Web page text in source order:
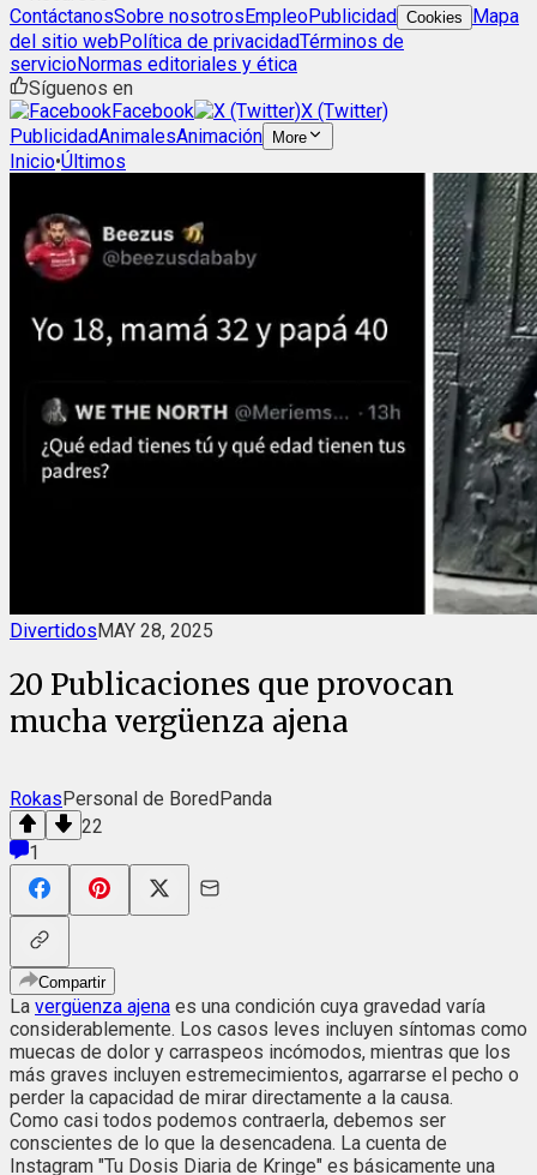
ContáctanosSobre nosotrosEmpleoPublicidad Cookies
Mapa
del sitio webPolítica de privacidadTérminos de
servicioNormas editoriales y ética
Síguenos en
Facebook
X (Twitter)
PublicidadAnimalesAnimación More
Inicio•Últimos
DivertidosMAY 28, 2025
20 Publicaciones que provocan
mucha vergüenza ajena
RokasPersonal de BoredPanda
22
1
Compartir
La vergüenza ajena es una condición cuya gravedad varía
considerablemente. Los casos leves incluyen síntomas como
muecas de dolor y carraspeos incómodos, mientras que los
más graves incluyen estremecimientos, agarrarse el pecho o
perder la capacidad de mirar directamente a la causa.
Como casi todos podemos contraerla, debemos ser
conscientes de lo que la desencadena. La cuenta de
Instagram "Tu Dosis Diaria de Kringe" es básicamente una